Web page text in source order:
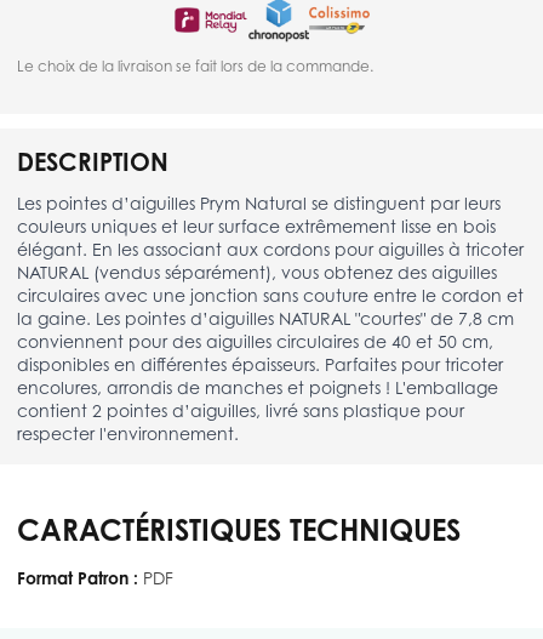
Le choix de la livraison se fait lors de la commande.
DESCRIPTION
Les pointes d’aiguilles Prym Natural se distinguent par leurs
couleurs uniques et leur surface extrêmement lisse en bois
élégant. En les associant aux cordons pour aiguilles à tricoter
NATURAL (vendus séparément), vous obtenez des aiguilles
circulaires avec une jonction sans couture entre le cordon et
la gaine. Les pointes d’aiguilles NATURAL "courtes" de 7,8 cm
conviennent pour des aiguilles circulaires de 40 et 50 cm,
disponibles en différentes épaisseurs. Parfaites pour tricoter
encolures, arrondis de manches et poignets ! L'emballage
contient 2 pointes d’aiguilles, livré sans plastique pour
respecter l'environnement.
CARACTÉRISTIQUES TECHNIQUES
Format Patron : PDF